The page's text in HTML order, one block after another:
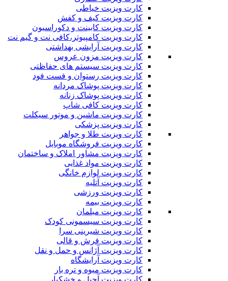
کارت ویزیت خیاطی
کارت ویزیت کیف و کفش
کارت ویزیت کابینت و دکوراسیون
کارت ویزیت کامپیوتر،کافی نت و گیم نت
کارت ویزیت آرایشی بهداشتی
کارت ویزیت مزون عروس
کارت ویزیت سیستم های حفاظتی
کارت ویزیت رستوان و فست فود
کارت ویزیت پوشاک مردانه
کارت ویزیت پوشاک زنانه
کارت ویزیت کافی شاپ
کارت ویزیت ماشین و موتور سیکلت
کارت ویزیت پزشکی
کارت ویزیت طلا و جواهر
کارت ویزیت فروشگاه موبایل
کارت ویزیت مشاور املاک و ساختمان
کارت ویزیت مواد غذایی
کارت ویزیت لوازم خانگی
کارت ویزیت آتلیه
کارت ویزیت ورزشی
کارت ویزیت بیمه
کارت ویزیت مبلمان
کارت ویزیت سیسمونی کودک
کارت ویزیت شیرینی سرا
کارت ویزیت فرش و قالی
کارت ویزیت آژانس و حمل و نقل
کارت ویزیت آرایشگاه
کارت ویزیت میوه و تره بار
کارت ویزیت آجیل و خشکبار